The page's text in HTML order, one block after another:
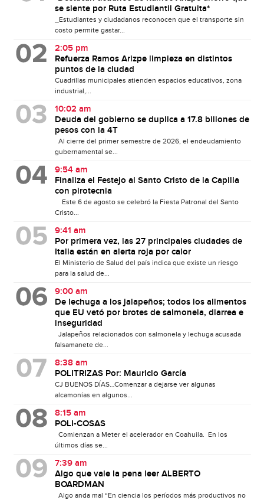
se siente por Ruta Estudiantil Gratuita*
_Estudiantes y ciudadanos reconocen que el transporte sin
costo permite gastar...
2:05 pm
Refuerza Ramos Arizpe limpieza en distintos
puntos de la ciudad
Cuadrillas municipales atienden espacios educativos, zona
industrial,...
10:02 am
Deuda del gobierno se duplica a 17.8 billones de
pesos con la 4T
Al cierre del primer semestre de 2026, el endeudamiento
gubernamental se...
9:54 am
Finaliza el Festejo al Santo Cristo de la Capilla
con pirotecnia
Este 6 de agosto se celebró la Fiesta Patronal del Santo
Cristo...
9:41 am
Por primera vez, las 27 principales ciudades de
Italia están en alerta roja por calor
El Ministerio de Salud del país indica que existe un riesgo
para la salud de...
9:00 am
De lechuga a los jalapeños; todos los alimentos
que EU vetó por brotes de salmonela, diarrea e
inseguridad
Jalapeños relacionados con salmonela y lechuga acusada
falsamanete de...
8:38 am
POLITRIZAS Por: Mauricio García
CJ BUENOS DÍAS…Comenzar a dejarse ver algunas
alcamonías en algunos...
8:15 am
POLI-COSAS
Comienzan a Meter el acelerador en Coahuila. En los
últimos días se...
7:39 am
Algo que vale la pena leer ALBERTO
BOARDMAN
Algo anda mal “En ciencia los períodos más productivos no